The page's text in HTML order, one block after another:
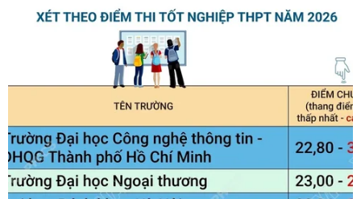
TIN CÙNG CHUYÊN MỤC
Vietcombank Tower: Tiêu chuẩn ESG
và sức hút trung tâm tài chính
10/08/2026 07:47